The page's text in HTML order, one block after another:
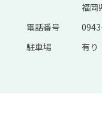
福岡
電話番号
駐車場
有り